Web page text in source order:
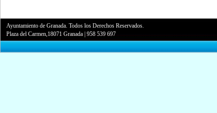
Ayuntamiento de Granada. Todos los Derechos Reservados.
Plaza del Carmen,18071 Granada |958 539 697